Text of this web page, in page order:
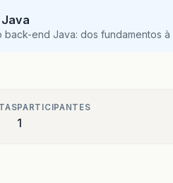
end Java: dos fundamentos à
PARTICIPANTES
1